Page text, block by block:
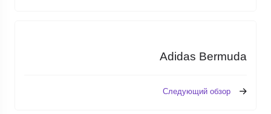
Adidas Bermuda
Следующий обзор